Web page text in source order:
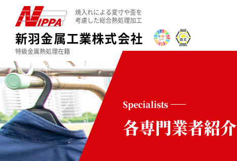
焼入れによる変寸や歪を
考慮した総合熱処理加工
新羽金属工業株式会社
特級金属熱処理在籍
Specialists
各専門業者紹介